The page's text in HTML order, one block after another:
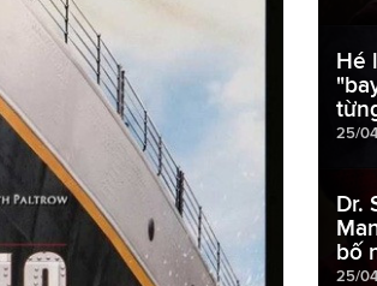
Hé
25/
Dr.
bố
25/